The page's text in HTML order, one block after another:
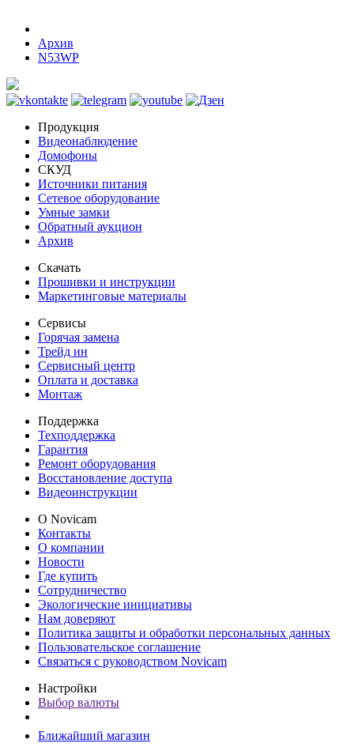
Архив
N53WP
Продукция
Видеонаблюдение
Домофоны
СКУД
Источники питания
Сетевое оборудование
Умные замки
Обратный аукцион
Архив
Скачать
Прошивки и инструкции
Маркетинговые материалы
Сервисы
Горячая замена
Трейд ин
Сервисный центр
Оплата и доставка
Монтаж
Поддержка
Техподдержка
Гарантия
Ремонт оборудования
Восстановление доступа
Видеоинструкции
О Novicam
Контакты
О компании
Новости
Где купить
Сотрудничество
Экологические инициативы
Нам доверяют
Политика защиты и обработки персональных данных
Пользовательское соглашение
Связаться с руководством Novicam
Настройки
Выбор валюты
Ближайший магазин